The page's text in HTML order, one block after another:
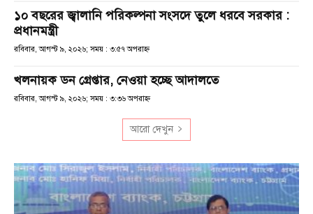
১০ বছরের জ্বালানি পরিকল্পনা সংসদে তুলে ধরবে সরকার :
প্রধানমন্ত্রী
রবিবার, আগস্ট ৯, ২০২৬; সময় : ৩:৫৭ অপরাহ্ণ
খলনায়ক ডন গ্রেপ্তার, নেওয়া হচ্ছে আদালতে
রবিবার, আগস্ট ৯, ২০২৬; সময় : ৩:৩৬ অপরাহ্ণ
আরো দেখুন